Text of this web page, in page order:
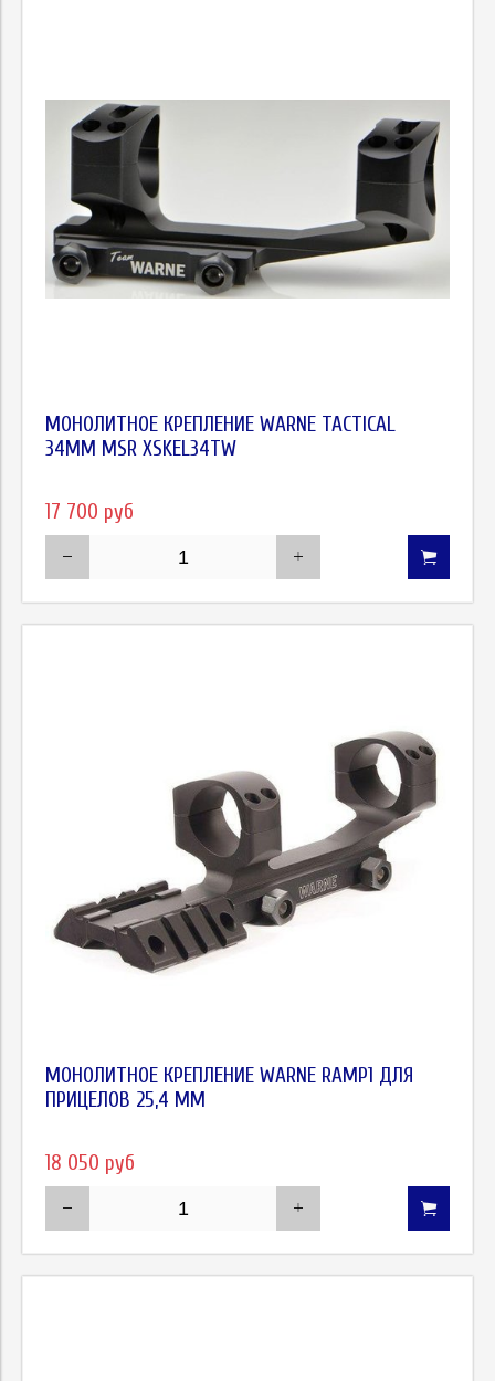
МОНОЛИТНОЕ КРЕПЛЕНИЕ WARNE TACTICAL
34ММ MSR XSKEL34TW
17 700 руб
МОНОЛИТНОЕ КРЕПЛЕНИЕ WARNE RAMP1 ДЛЯ
ПРИЦЕЛОВ 25,4 ММ
18 050 руб